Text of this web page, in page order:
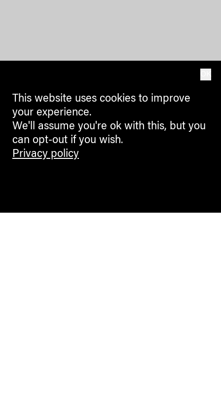
This website uses cookies to improve
your experience.
We'll assume you're ok with this, but you
can opt-out if you wish.
Privacy policy